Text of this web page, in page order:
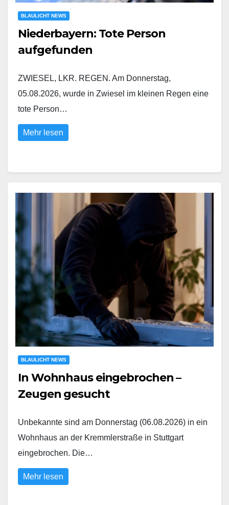
BLAULICHT NEWS
Niederbayern: Tote Person
aufgefunden
ZWIESEL, LKR. REGEN. Am Donnerstag,
05.08.2026, wurde in Zwiesel im kleinen Regen eine
tote Person…
Mehr lesen
BLAULICHT NEWS
In Wohnhaus eingebrochen –
Zeugen gesucht
Unbekannte sind am Donnerstag (06.08.2026) in ein
Wohnhaus an der Kremmlerstraße in Stuttgart
eingebrochen. Die…
Mehr lesen